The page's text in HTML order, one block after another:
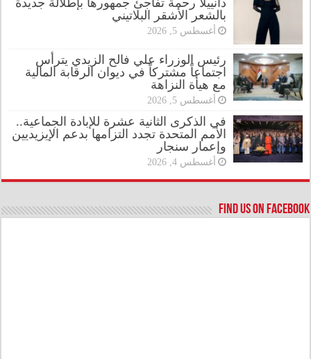
دانييلا رحمة تفاجئ جمهورها بإطلالة جديدة
بالشعر الأشقر البلاتيني
أغسطس 5, 2026
رئيس الوزراء علي فالح الزيدي يترأس
اجتماعاً مشتركاً في ديوان الرقابة المالية
مع هيأة النزاهة
أغسطس 5, 2026
في الذكرى الثانية عشرة للإبادة الجماعية..
الأمم المتحدة تجدد التزامها بدعم الإيزيديين
وإعمار سنجار
أغسطس 4, 2026
Find us on Facebook